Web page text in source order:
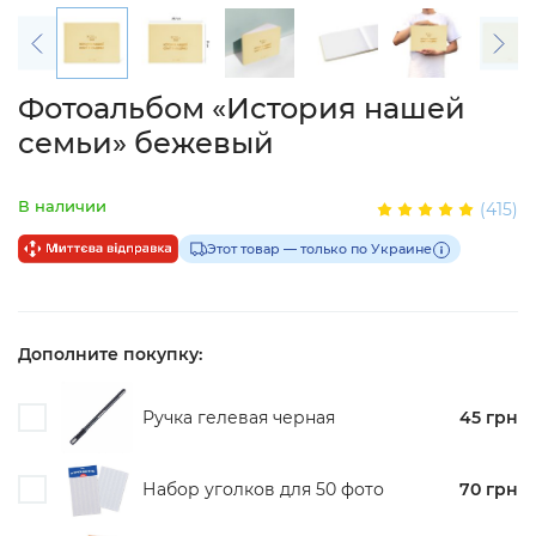
Фотоальбом «История нашей
семьи» бежевый
В наличии (415)
Этот товар — только по Украине
Дополните покупку:
Ручка гелевая черная 45 грн
Набор уголков для 50 фото 70 грн